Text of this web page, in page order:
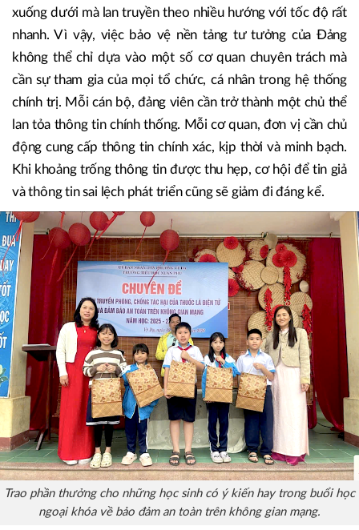
xuống dưới mà lan truyền theo nhiều hướng với tốc độ rất
nhanh. Vì vậy, việc bảo vệ nền tảng tư tưởng của Đảng
không thể chỉ dựa vào một số cơ quan chuyên trách mà
cần sự tham gia của mọi tổ chức, cá nhân trong hệ thống
chính trị. Mỗi cán bộ, đảng viên cần trở thành một chủ thể
lan tỏa thông tin chính thống. Mỗi cơ quan, đơn vị cần chủ
động cung cấp thông tin chính xác, kịp thời và minh bạch.
Khi khoảng trống thông tin được thu hẹp, cơ hội để tin giả
và thông tin sai lệch phát triển cũng sẽ giảm đi đáng kể.
Trao phần thưởng cho những học sinh có ý kiến hay trong buổi học
ngoại khóa về bảo đảm an toàn trên không gian mạng.